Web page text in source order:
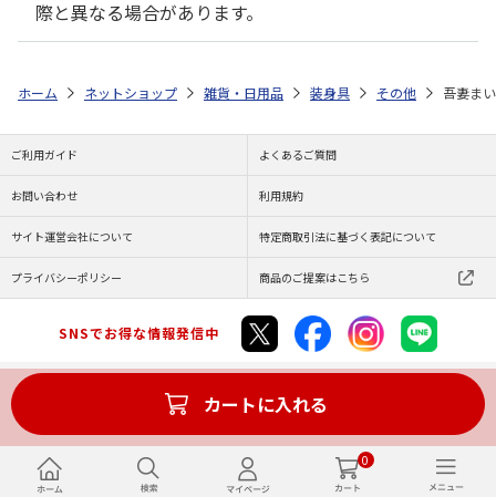
0
際と異なる場合があります。
カートに入れる
ホーム ネットショップ 雑貨・日用品 装身具 その他 吾妻ま
ご利用ガイド よくあるご質問
お問い合わせ 利用規約
サイト運営会社について 特定商取引法に基づく表記について
プライバシーポリシー 商品のご提案はこちら
SNSでお得な情報発信中